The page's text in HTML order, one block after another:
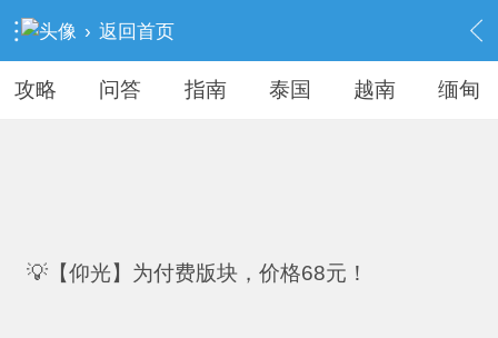
› 返回首页
攻略 问答 指南 泰国 越南 缅甸
💡【仰光】为付费版块，价格68元！